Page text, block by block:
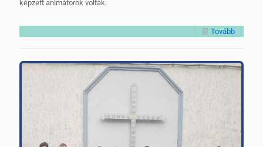
képzett animátorok voltak.
Tovább